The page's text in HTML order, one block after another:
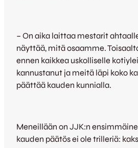
– On aika laittaa mestarit
näyttää, mitä osaamme.
ennen kaikkea uskolliselle
kannustanut ja meitä läpi koko
päättää kauden kunnialla.
Meneillään on JJK:n
kauden päätös ei ole trilleriä: